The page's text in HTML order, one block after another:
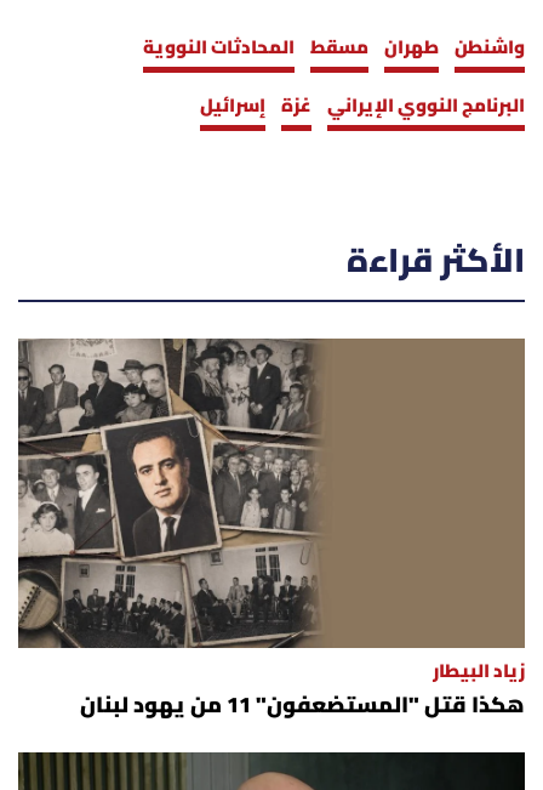
واشنطن طهران مسقط المحادثات النووية
البرنامج النووي الإيراني غزة إسرائيل
الأكثر قراءة
زياد البيطار
هكذا قتل "المستضعفون" 11 من يهود لبنان